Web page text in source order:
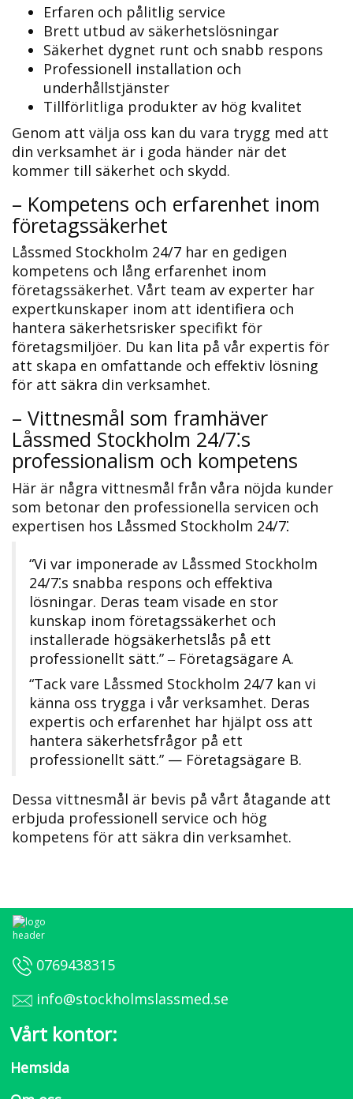
Erfaren och pålitlig service
Brett utbud av säkerhetslösningar
Säkerhet dygnet runt och snabb respons
Professionell installation och
underhållstjänster
Tillförlitliga produkter av hög kvalitet
Genom att välja oss kan du vara trygg med att
din verksamhet är i goda händer när det
kommer till säkerhet och skydd.​
– Kompetens och erfarenhet inom
företagssäkerhet
Låssmed Stockholm 24/7 har en gedigen
kompetens och lång erfarenhet inom
företagssäkerhet.​ Vårt team av experter har
expertkunskaper inom att identifiera och
hantera säkerhetsrisker specifikt för
företagsmiljöer. Du kan lita på vår expertis för
att skapa en omfattande och effektiv lösning
för att säkra din verksamhet.​
– Vittnesmål som framhäver
Låssmed Stockholm 24/7⁚s
professionalism och kompetens
Här är några vittnesmål från våra nöjda kunder
som betonar den professionella servicen och
expertisen hos Låssmed Stockholm 24/7⁚
“Vi var imponerade av Låssmed Stockholm
24/7⁚s snabba respons och effektiva
lösningar.​ Deras team visade en stor
kunskap inom företagssäkerhet och
installerade högsäkerhetslås på ett
professionellt sätt.” ‒ Företagsägare A.​
“Tack vare Låssmed Stockholm 24/7 kan vi
känna oss trygga i vår verksamhet. Deras
expertis och erfarenhet har hjälpt oss att
hantera säkerhetsfrågor på ett
professionellt sätt.​” — Företagsägare B.​
Dessa vittnesmål är bevis på vårt åtagande att
erbjuda professionell service och hög
kompetens för att säkra din verksamhet.
0769438315
info@stockholmslassmed.se
Vårt kontor:
Hemsida